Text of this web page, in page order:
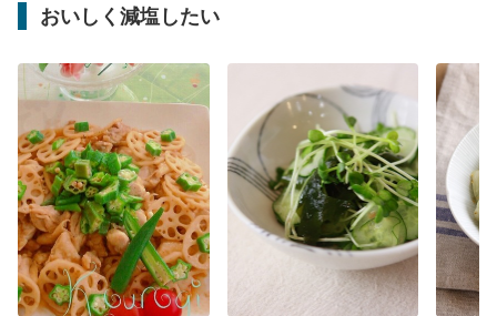
おいしく減塩したい